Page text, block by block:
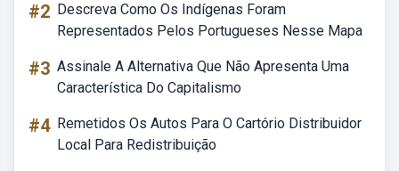
#2 Descreva Como Os Indígenas Foram
Representados Pelos Portugueses Nesse Mapa
#3 Assinale A Alternativa Que Não Apresenta Uma
Característica Do Capitalismo
#4 Remetidos Os Autos Para O Cartório Distribuidor
Local Para Redistribuição